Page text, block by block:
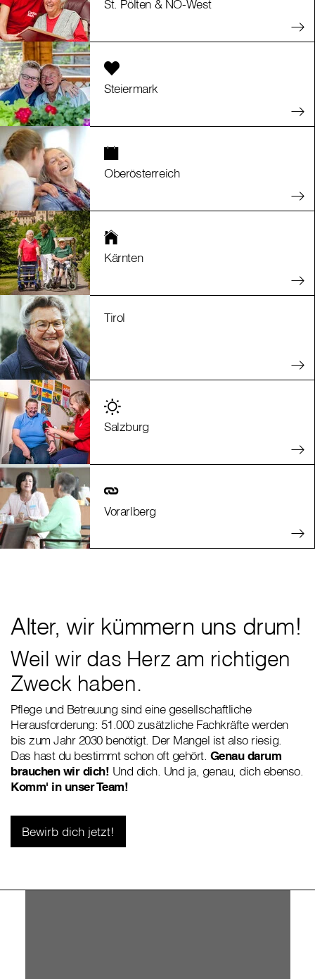
St. Pölten & NÖ-West
Steiermark
Oberösterreich
Kärnten
Tirol
Salzburg
Vorarlberg
Alter, wir kümmern uns drum!
Weil wir das Herz am richtigen
Zweck haben.
Pflege und Betreuung sind eine gesellschaftliche
Herausforderung: 51.000 zusätzliche Fachkräfte werden
bis zum Jahr 2030 benötigt. Der Mangel ist also riesig.
Das hast du bestimmt schon oft gehört. Genau darum
brauchen wir dich! Und dich. Und ja, genau, dich ebenso.
Komm' in unser Team!
Bewirb dich jetzt!